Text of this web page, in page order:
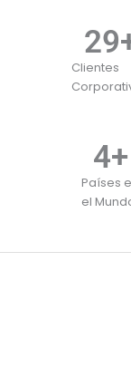
Clientes
34
Países
el
4+